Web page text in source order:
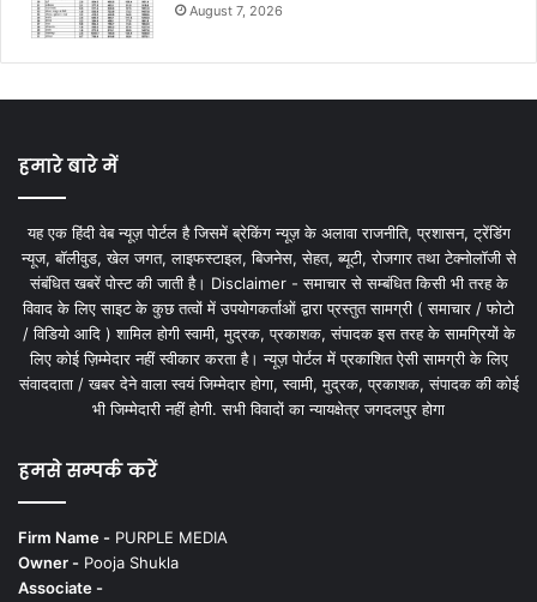
August 7, 2026
हमारे बारे में
यह एक हिंदी वेब न्यूज़ पोर्टल है जिसमें ब्रेकिंग न्यूज़ के अलावा राजनीति, प्रशासन, ट्रेंडिंग
न्यूज, बॉलीवुड, खेल जगत, लाइफस्टाइल, बिजनेस, सेहत, ब्यूटी, रोजगार तथा टेक्नोलॉजी से
संबंधित खबरें पोस्ट की जाती है। Disclaimer - समाचार से सम्बंधित किसी भी तरह के
विवाद के लिए साइट के कुछ तत्वों में उपयोगकर्ताओं द्वारा प्रस्तुत सामग्री ( समाचार / फोटो
/ विडियो आदि ) शामिल होगी स्वामी, मुद्रक, प्रकाशक, संपादक इस तरह के सामग्रियों के
लिए कोई ज़िम्मेदार नहीं स्वीकार करता है। न्यूज़ पोर्टल में प्रकाशित ऐसी सामग्री के लिए
संवाददाता / खबर देने वाला स्वयं जिम्मेदार होगा, स्वामी, मुद्रक, प्रकाशक, संपादक की कोई
भी जिम्मेदारी नहीं होगी. सभी विवादों का न्यायक्षेत्र जगदलपुर होगा
हमसे सम्पर्क करें
Firm Name - PURPLE MEDIA
Owner - Pooja Shukla
Associate -